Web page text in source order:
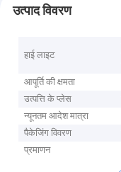
उत्पाद विवरण
हाई लाइट
आपूर्ति की क्षमता
उत्पत्ति के प्लेस
न्यूनतम आदेश मात्रा
पैकेजिंग विवरण
प्रमाणन